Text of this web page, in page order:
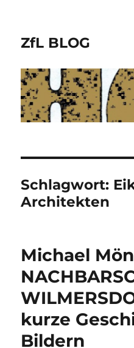
ZfL BLOG
Schlagwort:
Architekten
Michael
kurze
Bildern